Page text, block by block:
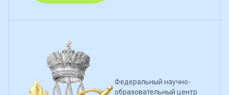
Федеральный научно-
образовательный центр